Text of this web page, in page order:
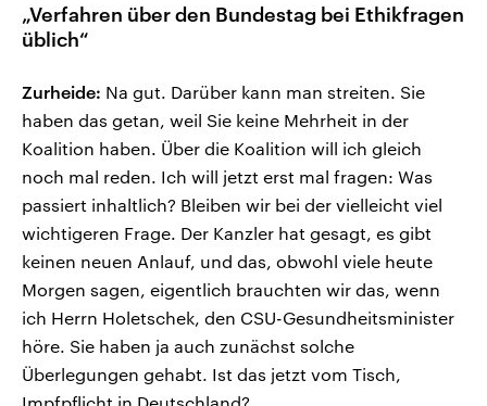
„Verfahren über den Bundestag bei Ethikfragen
üblich“
Zurheide: Na gut. Darüber kann man streiten. Sie
haben das getan, weil Sie keine Mehrheit in der
Koalition haben. Über die Koalition will ich gleich
noch mal reden. Ich will jetzt erst mal fragen: Was
passiert inhaltlich? Bleiben wir bei der vielleicht viel
wichtigeren Frage. Der Kanzler hat gesagt, es gibt
keinen neuen Anlauf, und das, obwohl viele heute
Morgen sagen, eigentlich brauchten wir das, wenn
ich Herrn Holetschek, den CSU-Gesundheitsminister
höre. Sie haben ja auch zunächst solche
Überlegungen gehabt. Ist das jetzt vom Tisch,